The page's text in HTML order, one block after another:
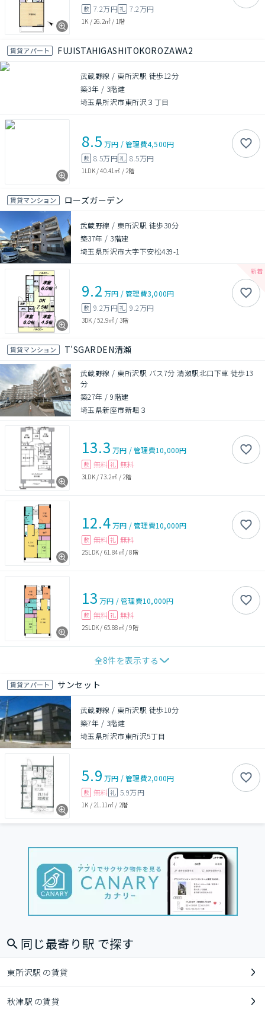
敷 7.2万円礼 7.2万円
1K / 26.2㎡ / 1階
賃貸アパート FUJISTAHIGASHITOKOROZAWA2
武蔵野線 / 東所沢駅 徒歩12分
築3年 / 3階建
埼玉県所沢市東所沢３丁目
8.5 万円 /管理費4,500円
敷 8.5万円礼 8.5万円
1LDK/40.41㎡ / 2階
賃貸マンション ローズガーデン
武蔵野線 / 東所沢駅 徒歩30分
築37年 / 3階建
埼玉県所沢市大字下安松439-1
9.2 万円 /管理費3,000円
敷 9.2万円礼 9.2万円
3DK /52.9㎡ / 3階
賃貸マンション T’SGARDEN清瀬
武蔵野線 / 東所沢駅 バス7分 清瀬駅北口下車 徒歩13
分
築27年 /9階建
埼玉県新座市新堀３
13.3 万円 /管理費10,000円
敷 無料 礼 無料
3LDK/73.2㎡ / 2階
12.4万円 /管理費10,000円
敷 無料 礼 無料
2SLDK / 61.84㎡/8階
13 万円 /管理費10,000円
敷 無料 礼 無料
2SLDK / 65.88㎡/9階
全8件を表示する
賃貸アパート サンセット
武蔵野線 / 東所沢駅 徒歩10分
築7年 / 3階建
埼玉県所沢市東所沢5丁目
5.9 万円 /管理費2,000円
敷 無料 礼 5.9万円
1K / 21.11㎡ / 2階
同じ最寄り駅 で探す
東所沢駅 の賃貸
秋津駅 の賃貸